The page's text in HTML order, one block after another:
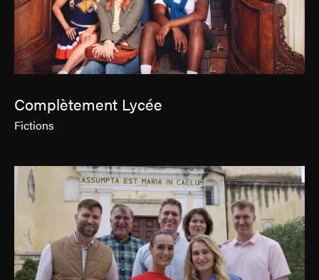
Complètement Lycée
Fictions